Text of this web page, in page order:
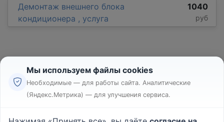
Демонтаж внешнего блока
кондиционера , услуга
1040
руб
Реклама
Мы используем файлы cookies
Необходимые — для работы сайта. Аналитические
(Яндекс.Метрика) — для улучшения сервиса.